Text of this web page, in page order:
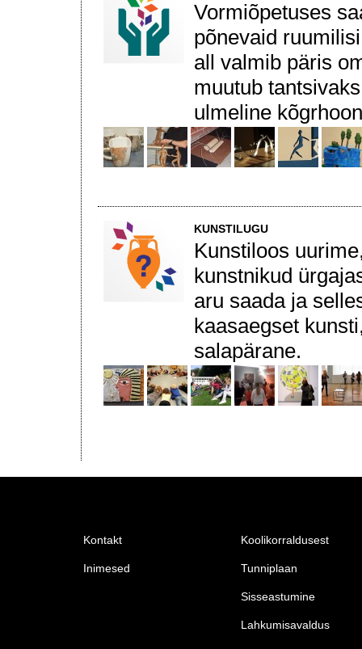
Vormiõpetuses
põnevaid
all valmib päris
muutub
ulmeline
KUNSTILUGU
Kunstiloos
kunstnikud
aru saada ja
kaasaegset
salapärane.
Kontakt
Inimesed
Koolikorraldusest
Tunniplaan
Sisseastumine
Lahkumisavaldus